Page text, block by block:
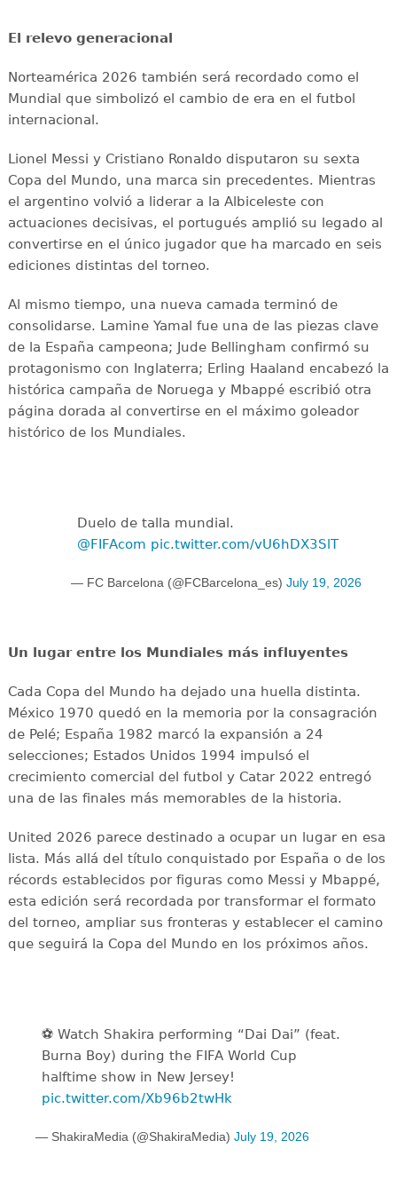
El relevo generacional
Norteamérica 2026 también será recordado como el
Mundial que simbolizó el cambio de era en el futbol
internacional.
Lionel Messi y Cristiano Ronaldo disputaron su sexta
Copa del Mundo, una marca sin precedentes. Mientras
el argentino volvió a liderar a la Albiceleste con
actuaciones decisivas, el portugués amplió su legado al
convertirse en el único jugador que ha marcado en seis
ediciones distintas del torneo.
Al mismo tiempo, una nueva camada terminó de
consolidarse. Lamine Yamal fue una de las piezas clave
de la España campeona; Jude Bellingham confirmó su
protagonismo con Inglaterra; Erling Haaland encabezó la
histórica campaña de Noruega y Mbappé escribió otra
página dorada al convertirse en el máximo goleador
histórico de los Mundiales.
Duelo de talla mundial.
@FIFAcom pic.twitter.com/vU6hDX3SlT
— FC Barcelona (@FCBarcelona_es) July 19, 2026
Un lugar entre los Mundiales más influyentes
Cada Copa del Mundo ha dejado una huella distinta.
México 1970 quedó en la memoria por la consagración
de Pelé; España 1982 marcó la expansión a 24
selecciones; Estados Unidos 1994 impulsó el
crecimiento comercial del futbol y Catar 2022 entregó
una de las finales más memorables de la historia.
United 2026 parece destinado a ocupar un lugar en esa
lista. Más allá del título conquistado por España o de los
récords establecidos por figuras como Messi y Mbappé,
esta edición será recordada por transformar el formato
del torneo, ampliar sus fronteras y establecer el camino
que seguirá la Copa del Mundo en los próximos años.
⚽️️ Watch Shakira performing “Dai Dai” (feat.
Burna Boy) during the FIFA World Cup
halftime show in New Jersey!
pic.twitter.com/Xb96b2twHk
— ShakiraMedia (@ShakiraMedia) July 19, 2026